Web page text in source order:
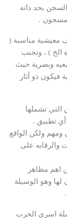
بحد ذاته
.
مناسبة (
الخ ) ، وتجنب
وبصرية حيث
ذو أثار
تشملها
أي تطبيق .
ولكن الواقع
والرقابه على
اهم مظاهر
وهو الوسيلة
معاملة اسرى الحرب